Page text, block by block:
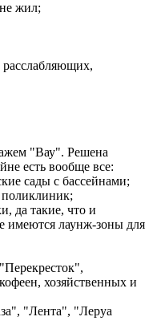
жил;
"Вау". Решена
есть вообще все:
сады с бассейнами;
да такие, что и
имеются лаунж-зоны для
хозяйственных и
"Лента", "Леруа